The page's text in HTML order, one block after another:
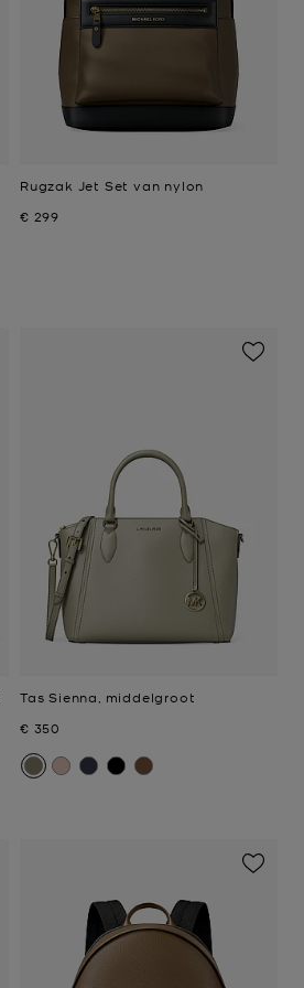
Rugzak Jet Set van nylon
Nu
€ 299
Tas Sienna, middelgroot
Nu
€ 350